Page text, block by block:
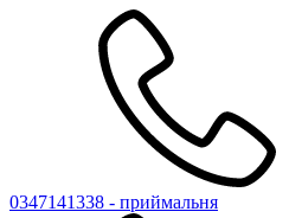
0347141338 - приймальня